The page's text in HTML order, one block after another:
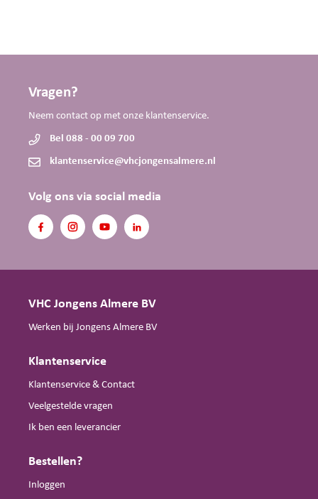
Vragen?
Neem contact op met onze klantenservice.
Bel 088 - 00 09 700
klantenservice@vhcjongensalmere.nl
Volg ons via social media
VHC Jongens Almere BV
Werken bij Jongens Almere BV
Klantenservice
Klantenservice & Contact
Veelgestelde vragen
Ik ben een leverancier
Bestellen?
Inloggen